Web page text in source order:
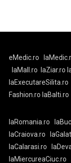
eMedic.ro
laMall.ro
laZiar.ro
laExecutareSilita.ro
Fashion.ro laBalti.ro
laRomania.ro
laCraiova.ro
laCalarasi.ro
laMiercureaCiuc.ro